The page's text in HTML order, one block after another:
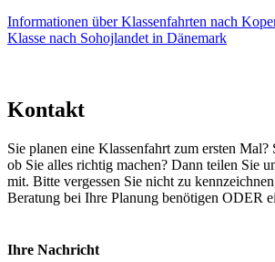
Informationen über Klassenfahrten nach
Klasse nach Sohojlandet in Dänemark
Kontakt
Sie planen eine Klassenfahrt zum ersten Mal?
ob Sie alles richtig machen? Dann teilen Sie
mit. Bitte vergessen Sie nicht zu
Beratung bei Ihre Planung benötigen ODER
Ihre Nachricht